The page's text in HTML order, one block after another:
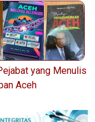
yang Menulis
Aceh